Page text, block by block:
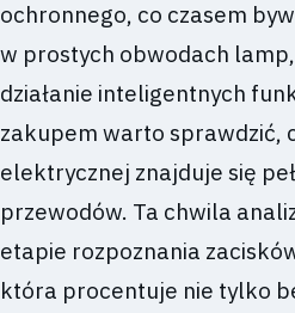
ochronnego, co czasem
w prostych obwodach
działanie inteligentnych
zakupem warto sprawdzić,
elektrycznej znajduje się
przewodów. Ta chwila
etapie rozpoznania
która procentuje nie tylko